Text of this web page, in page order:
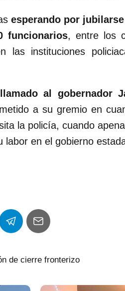
esperando por jubilarse
funcionarios, entre los
las instituciones
al gobernador
a su gremio en
la policía, cuando
labor en el gobierno
de cierre fronterizo